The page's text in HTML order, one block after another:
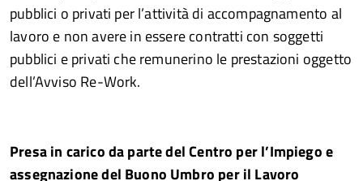
pubblici o privati per l’attività di accompagnamento al
lavoro e non avere in essere contratti con soggetti
pubblici e privati che remunerino le prestazioni oggetto
dell’Avviso Re-Work.
Presa in carico da parte del Centro per l’Impiego e
assegnazione del Buono Umbro per il Lavoro